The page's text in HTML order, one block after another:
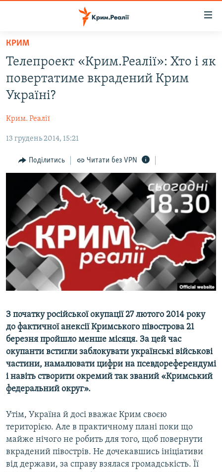
Перейти
основного
матеріалу
Перейти
до
основної
навігації
Перейти
пошуку
ВОДА.КРИМ
ВІДЕО ТА ФОТО
БЛОГИ
ПОГЛЯД
ІНТЕРВ'Ю
ВСЕ ЗА ДЕНЬ
СПЕЦПРОЕКТИ
ДЕПОРТАЦІЯ
ВІДЕОУРОКИ «ELIFBE»
СВІДЧЕННЯ ОКУПАЦІЇ
УКРАЇНСЬКА ПРОБЛЕМА КРИМУ
ІНФОГРАФІКА
ЯК ОБІЙТИ БЛОКУВАННЯ
Русский
Qırımtatar
ДОЛУЧАЙСЯ!
Усі сайти RFE/RL
КРИМ
Телепроект «Крим.Реалії»: Хто і як
повертатиме вкрадений Крим
Україні?
Крим. Реалії
13 грудень 2014, 15:21
Поділитись Читати без VPN
З початку російської окупації 27 лютого 2014 року
до фактичної анексії Кримського півострова 21
березня пройшло менше місяця. За цей час
окупанти встигли заблокувати українські військові
частини, намалювати цифри на псевдореферендумі
і навіть створити окремий так званий «Кримський
федеральний округ».
Утім, Україна й досі вважає Крим своєю
територією. Але в практичному плані поки що
майже нічого не робить для того, щоб повернути
вкрадений півострів. Не дочекавшись ініціативи
від держави, за справу взялася громадськість. Її